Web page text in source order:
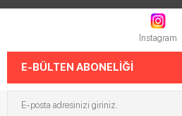
Instagram
E-BÜLTEN ABONELİĞİ